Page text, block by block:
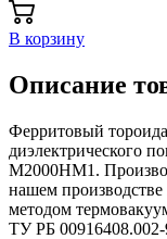
В корзину
Описание
Ферритовый
диэлектрического
М2000НМ1.
нашем производстве
методом
ТУ РБ 00916408.002-